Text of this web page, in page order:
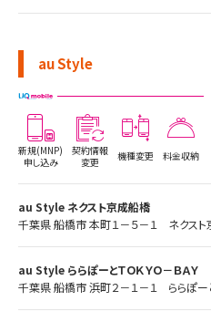
au Style
新規(MNP)
申し込み
契約情報
変更
機種変更 料金収納
au Style ネクスト京成船橋
千葉県 船橋市 本町１－５－１ ネクスト
au Style ららぽーとＴＯＫＹＯ－ＢＡＹ
千葉県 船橋市 浜町２－１－１ ららぽー